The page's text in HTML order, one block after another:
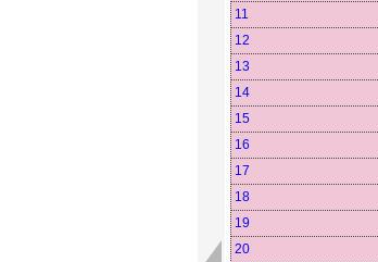
11
12
13
14
15
16
17
18
19
20